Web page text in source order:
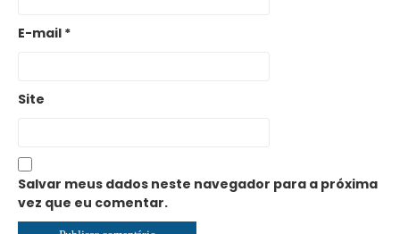
E-mail *
Site
Salvar meus dados neste navegador para a próxima
vez que eu comentar.